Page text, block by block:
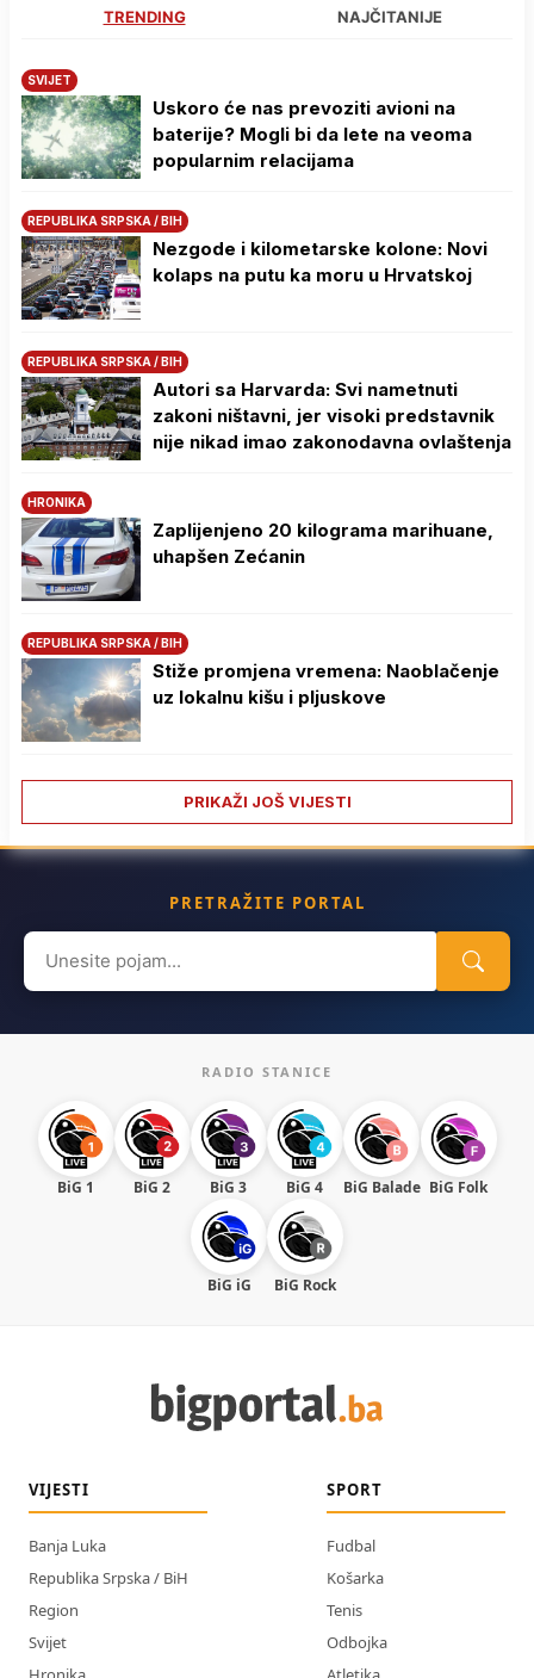
TRENDING NAJČITANIJE
SVIJET
Uskoro će nas prevoziti avioni na
baterije? Mogli bi da lete na veoma
popularnim relacijama
REPUBLIKA SRPSKA / BIH
Nezgode i kilometarske kolone: Novi
kolaps na putu ka moru u Hrvatskoj
REPUBLIKA SRPSKA / BIH
Autori sa Harvarda: Svi nametnuti
zakoni ništavni, jer visoki predstavnik
nije nikad imao zakonodavna ovlaštenja
HRONIKA
Zaplijenjeno 20 kilograma marihuane,
uhapšen Zećanin
REPUBLIKA SRPSKA / BIH
Stiže promjena vremena: Naoblačenje
uz lokalnu kišu i pljuskove
PRIKAŽI JOŠ VIJESTI
PRETRAŽITE PORTAL
Search
for:
RADIO STANICE
BiG 1 BiG 2 BiG 3 BiG 4 BiG Balade BiG Folk
BiG iG BiG Rock
VIJESTI
Banja Luka
Republika Srpska / BiH
Region
Svijet
SPORT
Fudbal
Košarka
Tenis
Odbojka